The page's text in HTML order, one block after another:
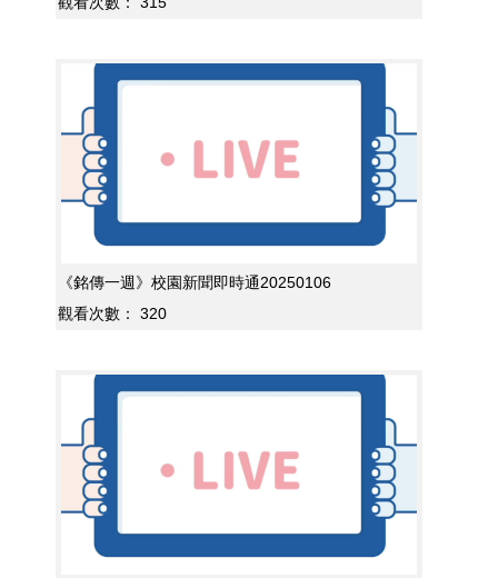
《銘傳一週》校園新聞即時通20250106
觀看次數：
320